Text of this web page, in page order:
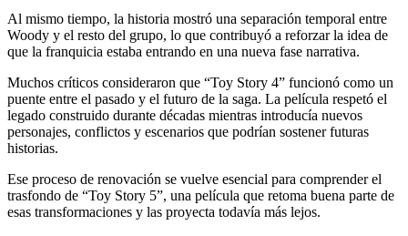
Al mismo tiempo, la historia mostró una separación temporal entre
Woody y el resto del grupo, lo que contribuyó a reforzar la idea de
que la franquicia estaba entrando en una nueva fase narrativa.
Muchos críticos consideraron que “Toy Story 4” funcionó como un
puente entre el pasado y el futuro de la saga. La película respetó el
legado construido durante décadas mientras introducía nuevos
personajes, conflictos y escenarios que podrían sostener futuras
historias.
Ese proceso de renovación se vuelve esencial para comprender el
trasfondo de “Toy Story 5”, una película que retoma buena parte de
esas transformaciones y las proyecta todavía más lejos.